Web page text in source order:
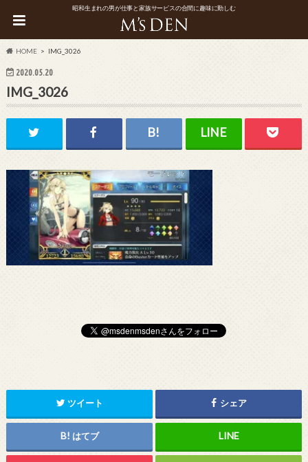
昭和生まれの男が仕事と家族サービスの合間に趣味に勤しむ
HOME IMG_3026
2020.05.20
IMG_3026
ツイート シェア
はてブ